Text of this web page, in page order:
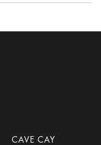
CAVE CAY